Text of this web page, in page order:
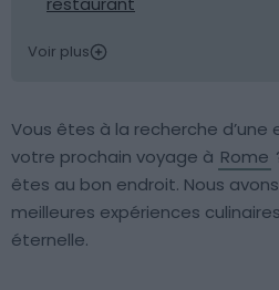
Voir plus
Vous êtes à la recherche d’une
votre prochain voyage à Rome
êtes au bon endroit. Nous
meilleures expériences
éternelle.